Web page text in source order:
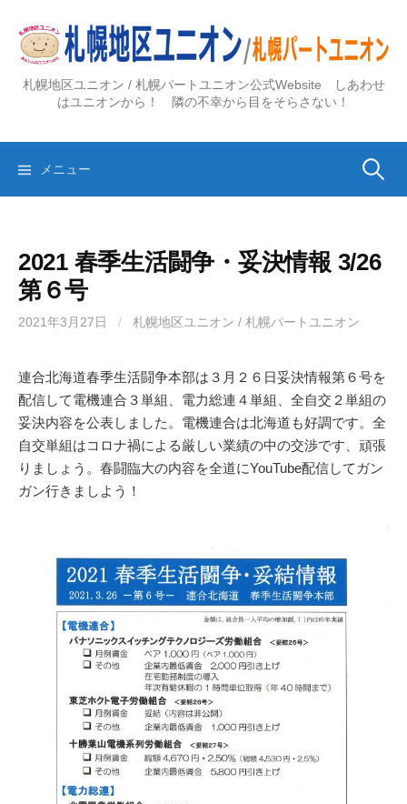
ス
札幌地区ユニオン / 札幌パートユニオン公式Website しあわせ
はユニオンから！ 隣の不幸から目をそらさない！
メニュー 検
2021 春季生活闘争・妥決情報 3/26
第６号
2021年3月27日 / 札幌地区ユニオン / 札幌パートユニオン
連合北海道春季生活闘争本部は３月２６日妥決情報第６号を
配信して電機連合３単組、電力総連４単組、全自交２単組の
妥決内容を公表しました。電機連合は北海道も好調です。全
自交単組はコロナ禍による厳しい業績の中の交渉です、頑張
りましょう。春闘臨大の内容を全道にYouTube配信してガン
ガン行きましよう！